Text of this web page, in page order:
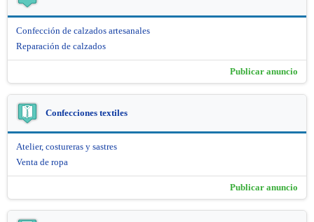
Confección de calzados artesanales
Reparación de calzados
Publicar anuncio
Confecciones textiles
Atelier, costureras y sastres
Venta de ropa
Publicar anuncio